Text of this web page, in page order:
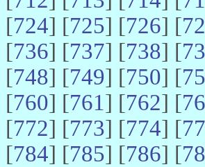
[724] [725] [726] [
[736] [737] [738] [
[748] [749] [750] [
[760] [761] [762] [
[772] [773] [774] [
[784] [785] [786] [